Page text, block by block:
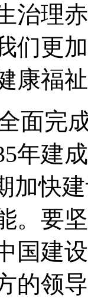
治理
们更
康福
面完
年建
加快
。要
国建
的领